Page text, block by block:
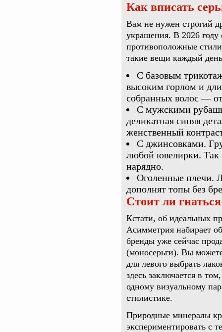
Как вписать
Вам не нужен строгий
украшения. В 2026 году
противоположные
такие вещи каждый
С базовым
высоким горлом и
собранных волос —
С мужскими
деликатная синяя
женственный
С джинсовками.
любой ювелирки. Так
нарядно.
Оголенные плечи.
дополнят топы без
Стоит ли
Кстати, об идеальных
Асимметрия набирает
бренды уже сейчас
(моносерьги). Вы
для левого выбрать
здесь заключается в
одному визуальному
стилистике.
Природные минералы
экспериментировать с